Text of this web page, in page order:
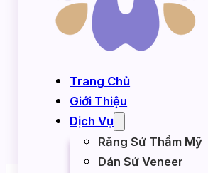
Trang Chủ
Giới Thiệu
Dịch Vụ
Răng Sứ Thẩm Mỹ
Dán Sứ Veneer